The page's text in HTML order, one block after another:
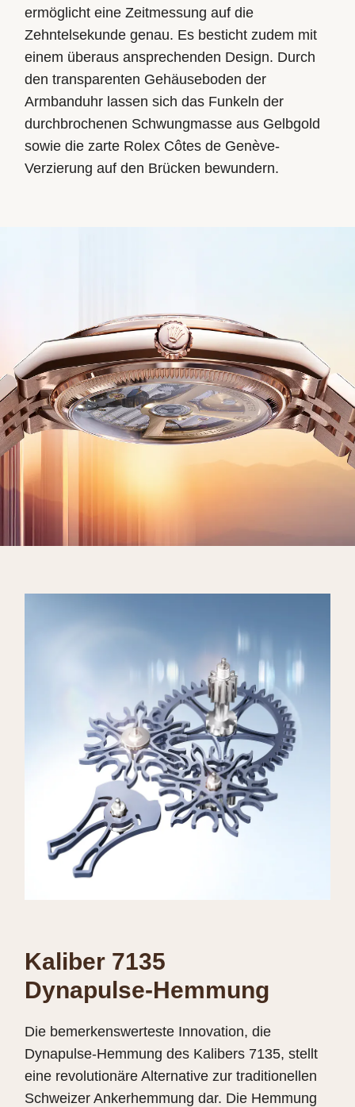
ermöglicht eine Zeitmessung auf die
Zehntelsekunde genau. Es besticht zudem mit
einem überaus ansprechenden Design. Durch
den transparenten Gehäuseboden der
Armbanduhr lassen sich das Funkeln der
durchbrochenen Schwungmasse aus Gelbgold
sowie die zarte Rolex Côtes de Genève-
Verzierung auf den Brücken bewundern.
Kaliber 7135
Dynapulse-Hemmung
Die bemerkenswerteste Innovation, die
Dynapulse-Hemmung des Kalibers 7135, stellt
eine revolutionäre Alternative zur traditionellen
Schweizer Ankerhemmung dar. Die Hemmung